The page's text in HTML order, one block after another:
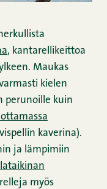
, kantarellikeittoa
Maukas
kielen
perunoille kuin
kaverina).
ja lämpimiin
myös